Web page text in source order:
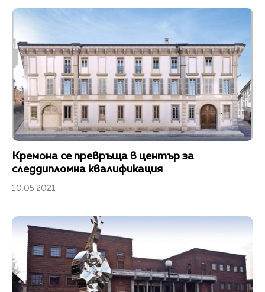
Кремона се превръща в център за
следдипломна квалификация
10.05.2021